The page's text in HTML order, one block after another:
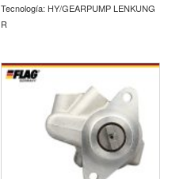
Tecnología: HY/GEARPUMP LENKUNG
R